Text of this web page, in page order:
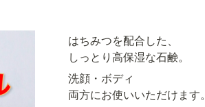
はちみつを配合した、
しっとり高保湿な石鹸。
洗顔・ボディ
両方にお使いいただけます。